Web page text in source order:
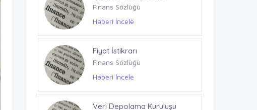
Rüya Tabirleri
Haberi İncele
Haberi İncele